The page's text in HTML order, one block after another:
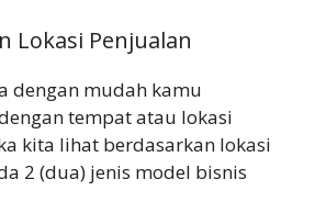
Lokasi Penjualan
dengan mudah kamu
tempat atau lokasi
kita lihat berdasarkan lokasi
2 (dua) jenis model bisnis